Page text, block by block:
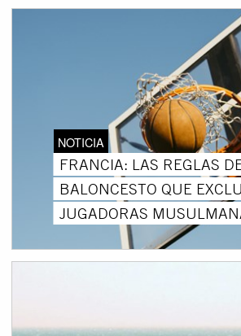
NOTICIA
FRANCIA: LAS REGLAS
BALONCESTO QUE
JUGADORAS